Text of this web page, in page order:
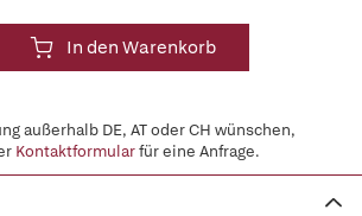
In den Warenkorb
außerhalb DE, AT oder CH wünschen,
Kontaktformularfür eine Anfrage.